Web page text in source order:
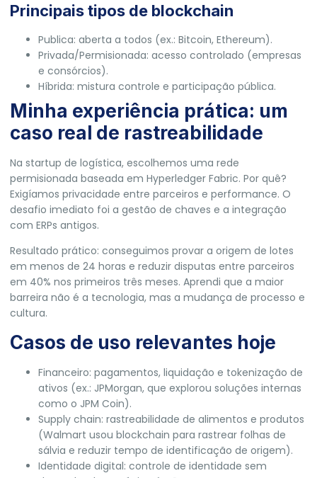
Principais tipos de blockchain
Publica: aberta a todos (ex.: Bitcoin, Ethereum).
Privada/Permisionada: acesso controlado (empresas
e consórcios).
Híbrida: mistura controle e participação pública.
Minha experiência prática: um
caso real de rastreabilidade
Na startup de logística, escolhemos uma rede
permisionada baseada em Hyperledger Fabric. Por quê?
Exigíamos privacidade entre parceiros e performance. O
desafio imediato foi a gestão de chaves e a integração
com ERPs antigos.
Resultado prático: conseguimos provar a origem de lotes
em menos de 24 horas e reduzir disputas entre parceiros
em 40% nos primeiros três meses. Aprendi que a maior
barreira não é a tecnologia, mas a mudança de processo e
cultura.
Casos de uso relevantes hoje
Financeiro: pagamentos, liquidação e tokenização de
ativos (ex.: JPMorgan, que explorou soluções internas
como o JPM Coin).
Supply chain: rastreabilidade de alimentos e produtos
(Walmart usou blockchain para rastrear folhas de
sálvia e reduzir tempo de identificação de origem).
Identidade digital: controle de identidade sem